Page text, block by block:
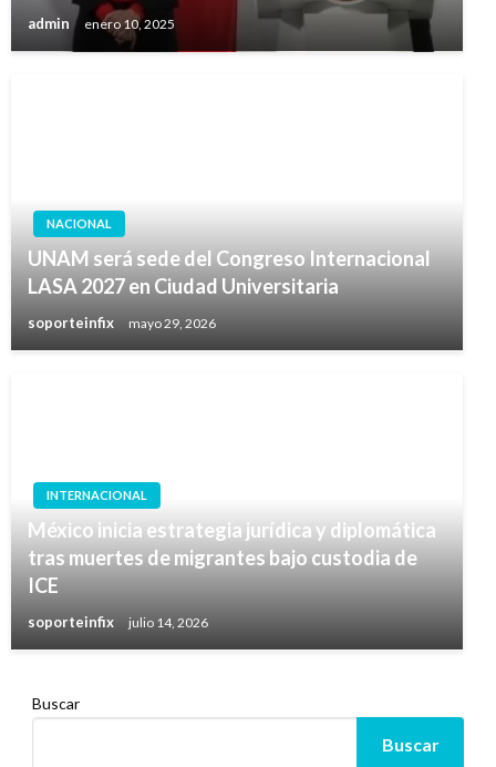
admin enero 10, 2025
NACIONAL
UNAM será sede del Congreso Internacional
LASA 2027 en Ciudad Universitaria
soporteinfix mayo 29, 2026
INTERNACIONAL
México inicia estrategia jurídica y diplomática
tras muertes de migrantes bajo custodia de
ICE
soporteinfix julio 14, 2026
Buscar
Buscar